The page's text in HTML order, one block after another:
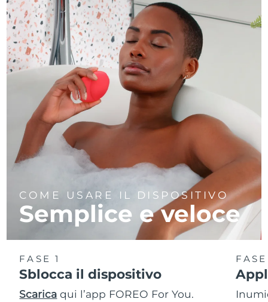
COME USARE IL DISPOSITIVO
Semplice e veloce
FASE 1
Sblocca il dispositivo
Scarica qui l’app FOREO For You.